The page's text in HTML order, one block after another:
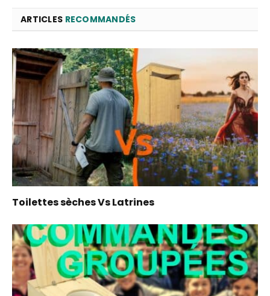
ARTICLES RECOMMANDÉS
Toilettes sèches Vs Latrines